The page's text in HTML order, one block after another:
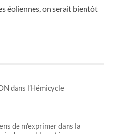
éoliennes, on serait bientôt
dans l’Hémicycle
de m’exprimer dans la